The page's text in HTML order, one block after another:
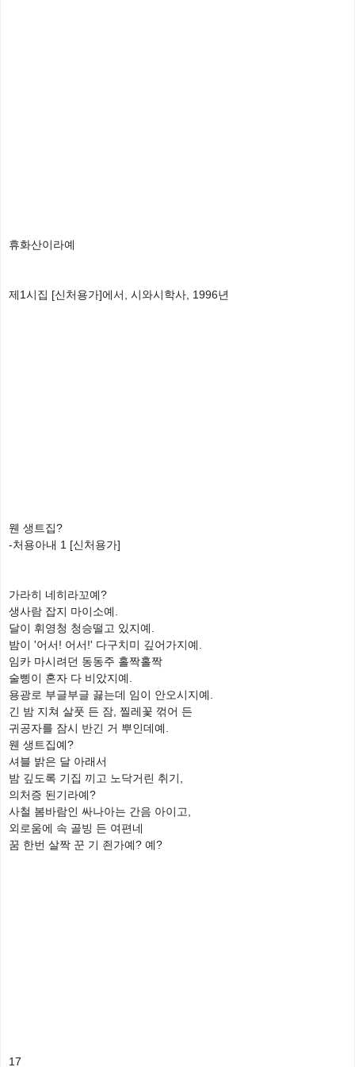
휴화산이라예
제1시집 [신처용가]에서, 시와시학사, 1996년
웬 생트집?
-처용아내 1 [신처용가]
가라히 네히라꼬예?
생사람 잡지 마이소예.
달이 휘영청 청승떨고 있지예.
밤이 '어서! 어서!' 다구치미 깊어가지예.
임카 마시려던 동동주 홀짝홀짝
술삥이 혼자 다 비았지예.
용광로 부글부글 끓는데 임이 안오시지예.
긴 밤 지쳐 살풋 든 잠, 찔레꽃 꺾어 든
귀공자를 잠시 반긴 거 뿌인데예.
웬 생트집예?
셔블 밝은 달 아래서
밤 깊도록 기집 끼고 노닥거린 취기,
의처증 된기라예?
사철 봄바람인 싸나아는 간음 아이고,
외로움에 속 골빙 든 여편네
꿈 한번 살짝 꾼 기 죈가예? 예?
17